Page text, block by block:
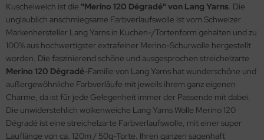
Kuschelweich ist die "Merino 120 Dégradé" von Lang Yarns. Die
unglaublich anschmiegsame Farbverlaufswolle ist vom Schweizer
Markenhersteller Lang Yarns in Kuchen-/Tortenform gehalten und zu
100% aus hochwertigster extrafeiner Merino-Schurwolle hergestellt
worden. Die faszinierend schöne und ausgesprochen streichelzarte
Merino 120 Dégradé-Familie von Lang Yarns hat wunderschöne und
außergewöhnliche Farbverläufe mit jeweils ihrem ganz eigenen
Charme, da ist für jede Gelegenheit immer der Passende mit dabei.
Die unwiderstehlich wolkenweiche Lang Yarns Wolle Merino 120
Dégradé ist eine streichelzarte Farbverlaufswolle, mit einer super
Lauflänge von ca. 120m / 50g-Torte. Ihren ganzen sagenhaft